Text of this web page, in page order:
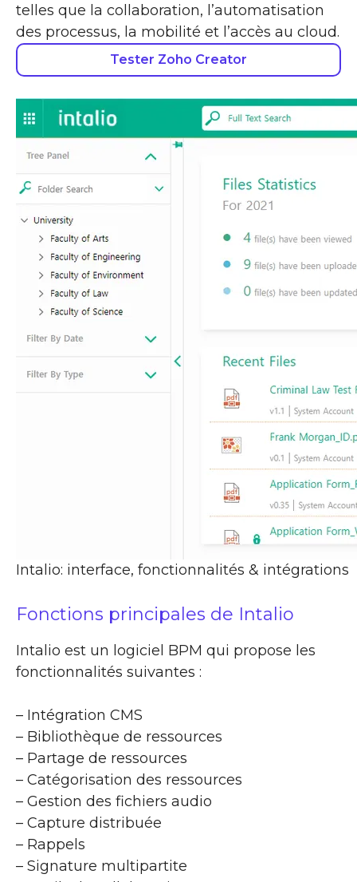
telles que la collaboration, l’automatisation
des processus, la mobilité et l’accès au cloud.
Tester Zoho Creator
Intalio: interface, fonctionnalités & intégrations
Fonctions principales de Intalio
Intalio est un logiciel BPM qui propose les
fonctionnalités suivantes :
– Intégration CMS
– Bibliothèque de ressources
– Partage de ressources
– Catégorisation des ressources
– Gestion des fichiers audio
– Capture distribuée
– Rappels
– Signature multipartite